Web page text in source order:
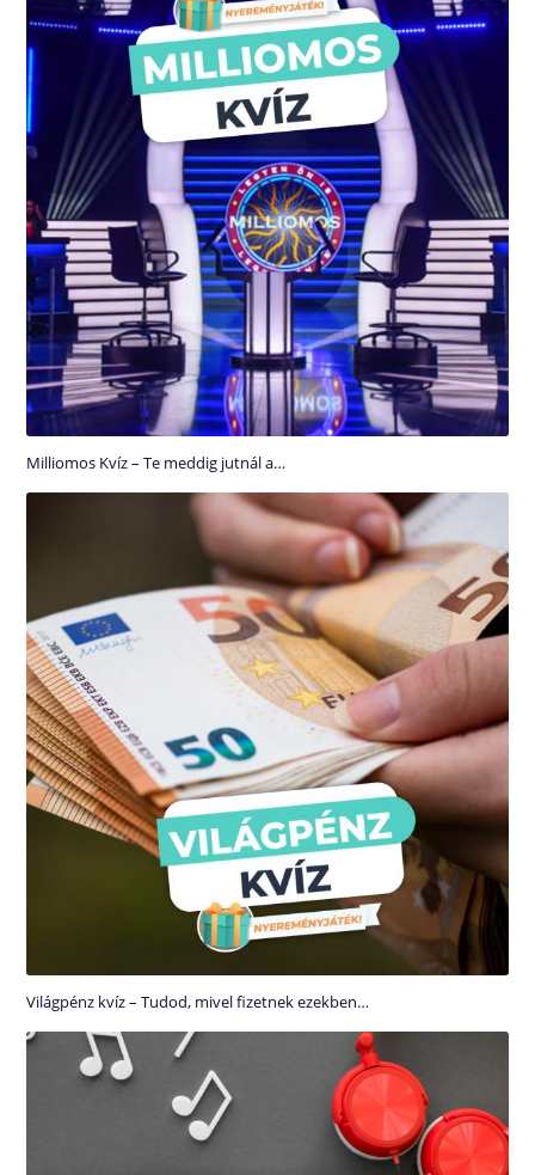
Milliomos Kvíz – Te meddig jutnál a…
Világpénz kvíz – Tudod, mivel fizetnek ezekben…